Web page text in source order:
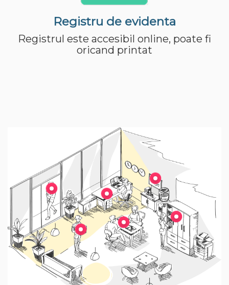
Registru de evidenta
Registrul este accesibil online, poate fi
oricand printat